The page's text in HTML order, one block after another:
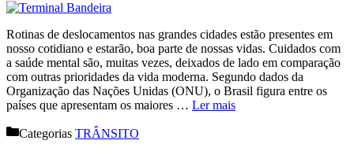
Rotinas de deslocamentos nas grandes cidades estão presentes em
nosso cotidiano e estarão, boa parte de nossas vidas. Cuidados com
a saúde mental são, muitas vezes, deixados de lado em comparação
com outras prioridades da vida moderna. Segundo dados da
Organização das Nações Unidas (ONU), o Brasil figura entre os
países que apresentam os maiores … Ler mais
Categorias TRÂNSITO